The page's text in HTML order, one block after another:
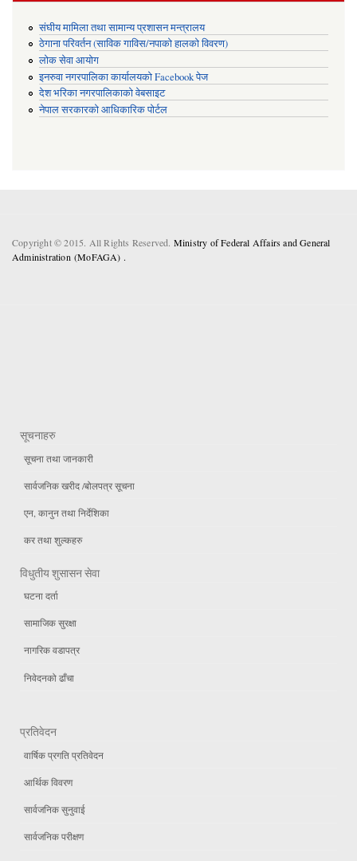
संघीय मामिला तथा सामान्य प्रशासन मन्त्रालय
ठेगाना परिवर्तन (साविक गाविस/नपाको हालको विवरण)
लोक सेवा आयोग
इनरुवा नगरपालिका कार्यालयको Facebook पेज
देश भरिका नगरपालिकाको वेबसाइट
नेपाल सरकारको आधिकारिक पोर्टल
Copyright © 2015. All Rights Reserved. Ministry of Federal Affairs and General
Administration (MoFAGA) .
सूचनाहरु
सूचना तथा जानकारी
सार्वजनिक खरीद /बोलपत्र सूचना
एन, कानुन तथा निर्देशिका
कर तथा शुल्कहरु
विधुतीय शुसासन सेवा
घटना दर्ता
सामाजिक सुरक्षा
नागरिक वडापत्र
निवेदनको ढाँचा
प्रतिवेदन
वार्षिक प्रगति प्रतिवेदन
आर्थिक विवरण
सार्वजनिक सुनुवाई
सार्वजनिक परीक्षण